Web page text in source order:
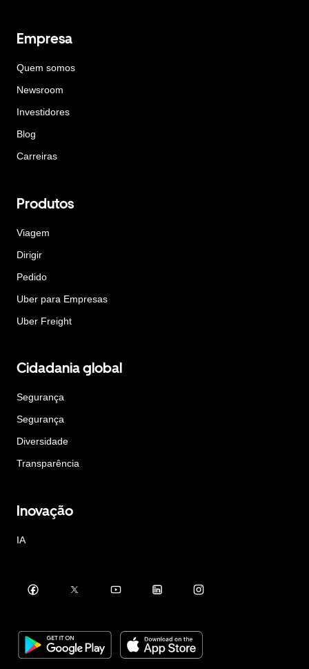
Empresa
Quem somos
Newsroom
Investidores
Blog
Carreiras
Produtos
Viagem
Dirigir
Pedido
Uber para Empresas
Uber Freight
Cidadania global
Segurança
Segurança
Diversidade
Transparência
Inovação
IA